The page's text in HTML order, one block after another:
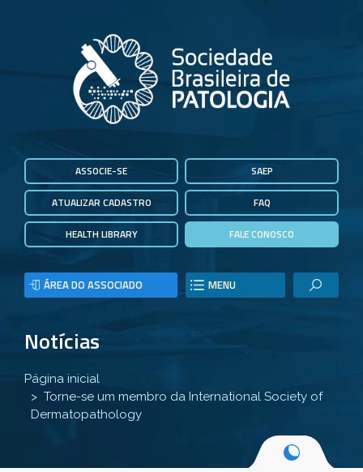
ASSOCIE-SE
ATUALIZAR CADASTRO
HEALTH LIBRARY
SAEP
FAQ
FALE CONOSCO
ÁREA DO ASSOCIADO MENU
Notícias
Página inicial
Torne-se um membro da International Society of
Dermatopathology